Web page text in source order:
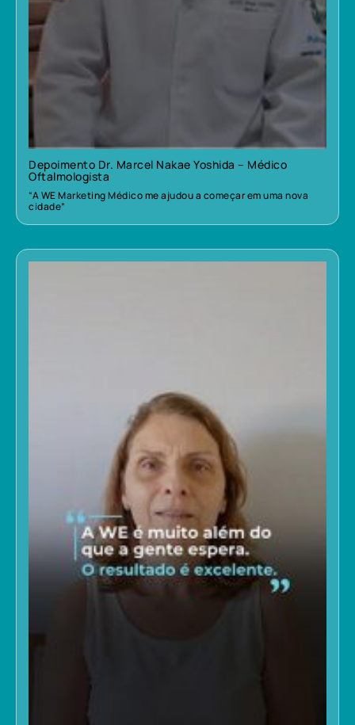
Depoimento Dr. Marcel Nakae Yoshida – Médico
Oftalmologista
“A WE Marketing Médico me ajudou a começar em uma nova
cidade”